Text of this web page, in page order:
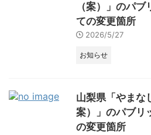
（案）」のパ
ての変更箇所
2026/5/27
お知らせ
山梨県「やまな
案）」のパブリ
の変更箇所